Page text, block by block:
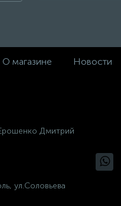
О магазине Новости
Дмитрий
ул.Соловьева